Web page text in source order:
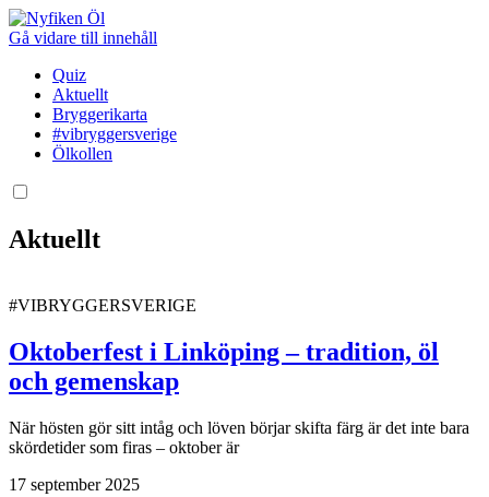
Gå vidare till innehåll
Quiz
Aktuellt
Bryggerikarta
#vibryggersverige
Ölkollen
Aktuellt
#VIBRYGGERSVERIGE
Oktoberfest i Linköping – tradition, öl
och gemenskap
När hösten gör sitt intåg och löven börjar skifta färg är det inte bara
skördetider som firas – oktober är
17 september 2025